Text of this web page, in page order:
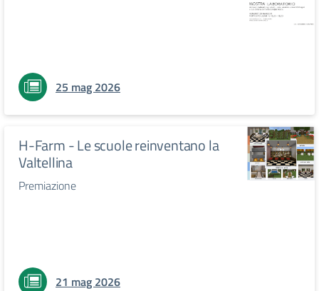
25 mag 2026
H-Farm - Le scuole reinventano la
Valtellina
Premiazione
21 mag 2026